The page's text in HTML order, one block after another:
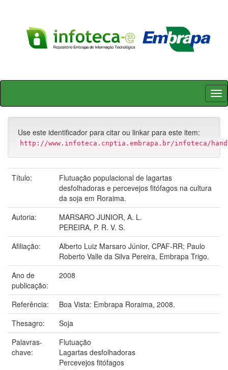
Skip
Use este identificador para citar ou linkar para este item:
http://www.infoteca.cnptia.embrapa.br/infoteca/
Título:
Flutuação populacional de lagartas
desfolhadoras e percevejos fitófagos na cultura
da soja em Roraima.
Autoria:
MARSARO JUNIOR, A. L.
PEREIRA, P. R. V. S.
Afiliação:
Alberto Luiz Marsaro Júnior, CPAF-RR; Paulo
Roberto Valle da Silva Pereira, Embrapa Trigo.
Ano de
publicação:
2008
Referência:
Boa Vista: Embrapa Roraima, 2008.
Thesagro:
Soja
Palavras-
chave:
Flutuação
Lagartas desfolhadoras
Percevejos fitófagos